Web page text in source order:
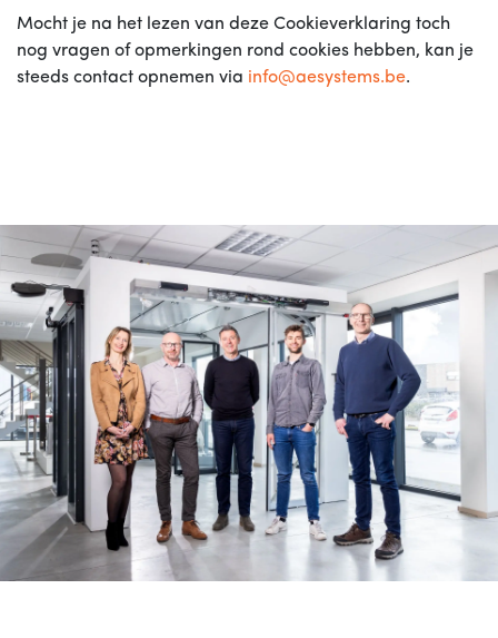
Mocht je na het lezen van deze Cookieverklaring toch
nog vragen of opmerkingen rond cookies hebben, kan je
steeds contact opnemen via info@aesystems.be.